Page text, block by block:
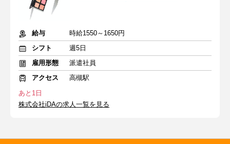
給与
時給1550～1650円
シフト
週5日
雇用形態
派遣社員
アクセス
高槻駅
あと1日
株式会社iDAの求人一覧を見る